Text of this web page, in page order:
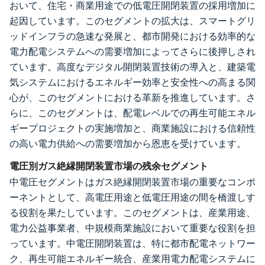
おいて、住宅・商業用途での低電圧開閉装置の採用増加に
起因しています。このセグメントの拡大は、スマートグリ
ッドインフラの急速な発展と、都市開発における効率的な
電力配電システムへの需要増加によってさらに後押しされ
ています。高度なデジタル開閉装置技術の導入と、建築電
気システムにおけるエネルギー効率と安全性への高まる関
心が、このセグメントにおける革新を推進しています。さ
らに、このセグメントは、配電レベルでの再生可能エネル
ギープロジェクトの実施増加と、商業施設における信頼性
の高い電力供給への需要増加から恩恵を受けています。
電圧別ガス絶縁開閉装置市場の残余セグメント
中電圧セグメントはガス絶縁開閉装置市場の重要なコンポ
ーネントとして、高電圧用途と低電圧用途の間を橋渡しす
る役割を果たしています。このセグメントは、産業用途、
電力公益事業者、中規模商業施設において重要な役割を担
っています。中電圧開閉装置は、特に都市配電ネットワー
ク、再生可能エネルギー統合、産業用電力配電システムに